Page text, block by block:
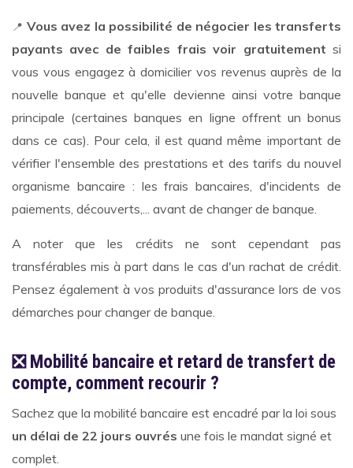
📍 Vous avez la possibilité de négocier les transferts
payants avec de faibles frais voir gratuitement si
vous vous engagez à domicilier vos revenus auprès de la
nouvelle banque et qu'elle devienne ainsi votre banque
principale (certaines banques en ligne offrent un bonus
dans ce cas). Pour cela, il est quand même important de
vérifier l'ensemble des prestations et des tarifs du nouvel
organisme bancaire : les frais bancaires, d'incidents de
paiements, découverts,... avant de changer de banque.
A noter que les crédits ne sont cependant pas
transférables mis à part dans le cas d'un rachat de crédit.
Pensez également à vos produits d'assurance lors de vos
démarches pour changer de banque.
❎ Mobilité bancaire et retard de transfert de
compte, comment recourir ?
Sachez que la mobilité bancaire est encadré par la loi sous
un délai de 22 jours ouvrés une fois le mandat signé et
complet.